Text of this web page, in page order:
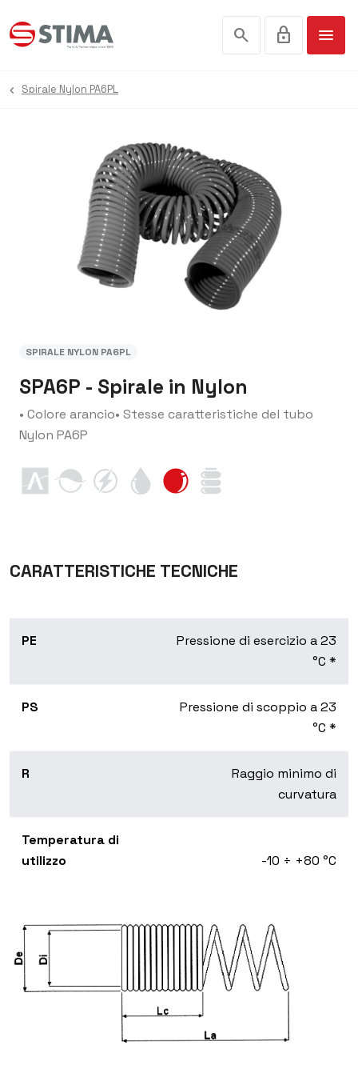
search lock menu
Spirale Nylon PA6PL
SPIRALE NYLON PA6PL
SPA6P - Spirale in Nylon
• Colore arancio• Stesse caratteristiche del tubo
Nylon PA6P
CARATTERISTICHE TECNICHE
PE
Pressione di esercizio a 23
°C *
PS
Pressione di scoppio a 23
°C *
R
Raggio minimo di
curvatura
Temperatura di
utilizzo
-10 ÷ +80 °C